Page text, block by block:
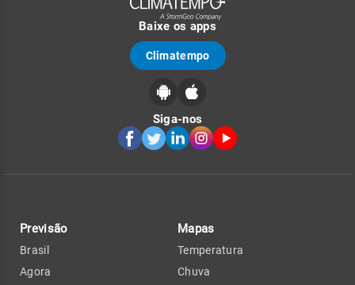
Baixe os apps
Climatempo
Siga-nos
Previsão
Brasil
Agora
Mapas
Temperatura
Chuva